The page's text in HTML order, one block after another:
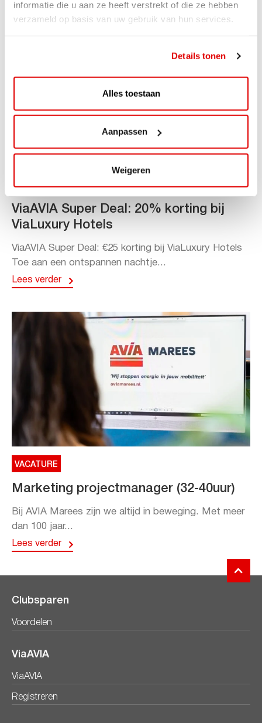
informatie die u aan ze heeft verstrekt of die ze hebben
verzameld op basis van uw gebruik van hun services.
Details tonen
Alles toestaan
Aanpassen
Weigeren
ACTIE
ViaAVIA Super Deal: 20% korting bij
ViaLuxury Hotels
ViaAVIA Super Deal: €25 korting bij ViaLuxury Hotels
Toe aan een ontspannen nachtje...
Lees verder
VACATURE
Marketing projectmanager (32-40uur)
Bij AVIA Marees zijn we altijd in beweging. Met meer
dan 100 jaar...
Lees verder
Clubsparen
Voordelen
ViaAVIA
ViaAVIA
Registreren